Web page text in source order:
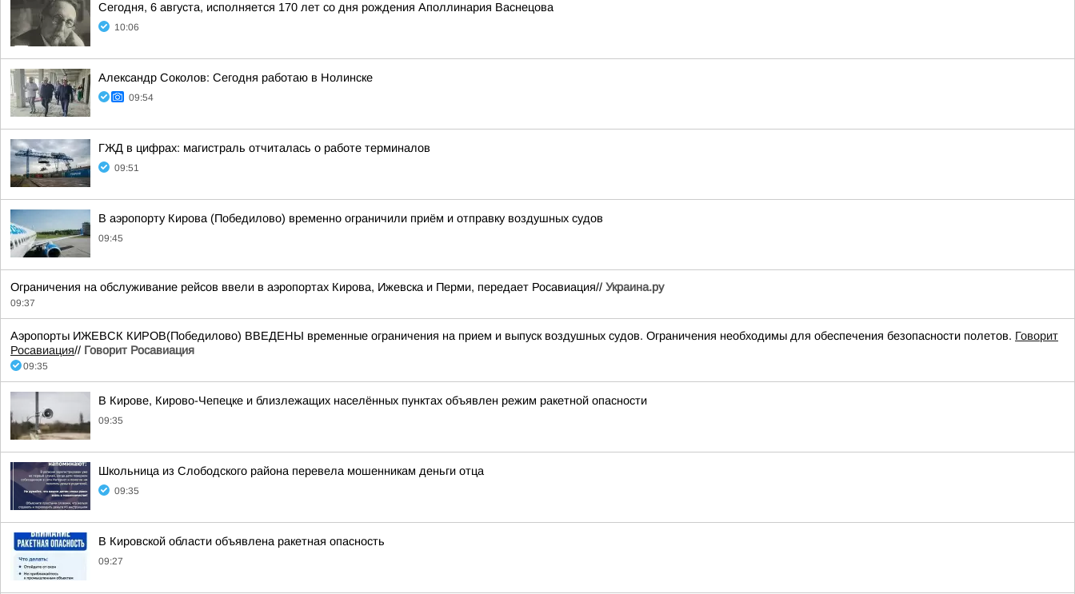
Сегодня, 6 августа, исполняется 170 лет со дня рождения Аполлинария Васнецова
10:06
Александр Соколов: Сегодня работаю в Нолинске
09:54
ГЖД в цифрах: магистраль отчиталась о работе терминалов
09:51
В аэропорту Кирова (Победилово) временно ограничили приём и отправку воздушных судов
09:45
Ограничения на обслуживание рейсов ввели в аэропортах Кирова, Ижевска и Перми, передает Росавиация// Украина.ру
09:37
Аэропорты ИЖЕВСК КИРОВ(Победилово) ВВЕДЕНЫ временные ограничения на прием и выпуск воздушных судов. Ограничения необходимы для обеспечения безопасности полетов. Говорит
Росавиация// Говорит Росавиация
09:35
В Кирове, Кирово-Чепецке и близлежащих населённых пунктах объявлен режим ракетной опасности
09:35
Школьница из Слободского района перевела мошенникам деньги отца
09:35
В Кировской области объявлена ракетная опасность
09:27